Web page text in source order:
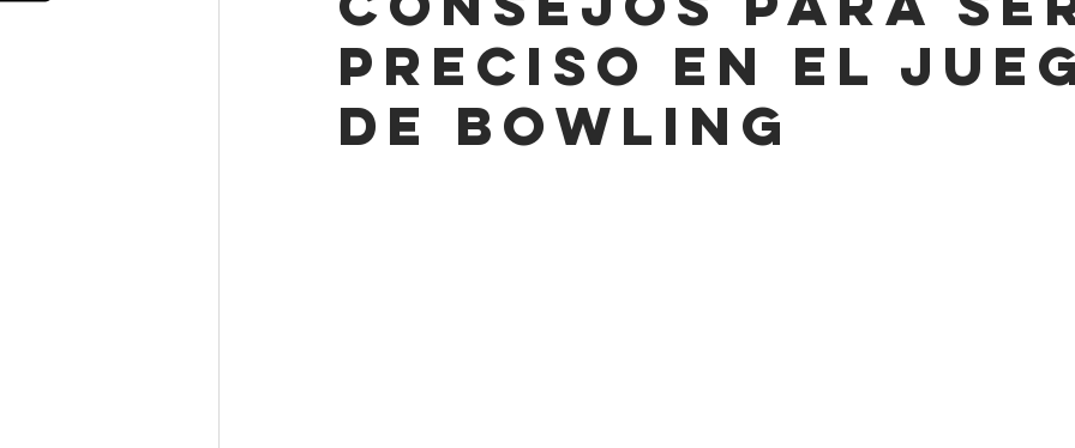
preciso en el
de bowling